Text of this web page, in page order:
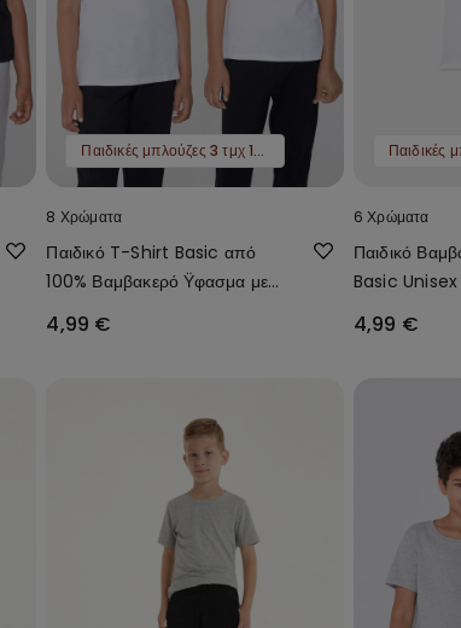
Παιδικές μπλούζες 3 τμχ 12,99 €
8 Χρώματα
Παιδικό T-Shirt Basic από
100% Βαμβακερό Ϋφασμα με
Στρογγυλή Λαιμόκοψη Unisex
4,99 €
6 Χρώματα
Παιδικό
Basic Unisex
Τιράντες
4,99 €